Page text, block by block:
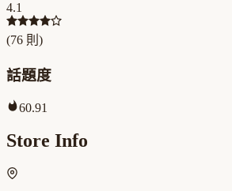
4.1
(76 則)
話題度
60.91
Store Info